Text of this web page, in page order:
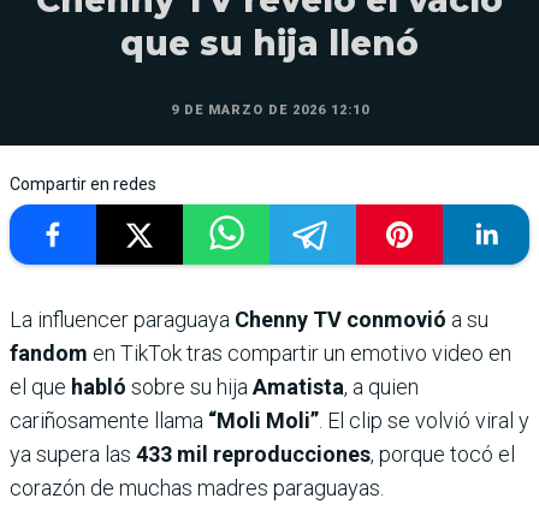
que su hija llenó
9 DE MARZO DE 2026 12:10
Compartir en redes
La influencer paraguaya Chenny TV conmovió a su
fandom en TikTok tras compartir un emotivo video en
el que habló sobre su hijaAmatista, a quien
cariñosamente llama “Moli Moli”. El clip se volvió viral y
ya supera las 433 mil reproducciones, porque tocó el
corazón de muchas madres paraguayas.